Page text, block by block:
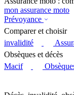
mon assurance moto
Prévoyance
Comparer et choisir
invalidité
Obsèques et décès
Macif